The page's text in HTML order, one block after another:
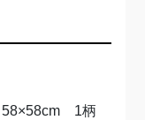
58×58cm 1柄